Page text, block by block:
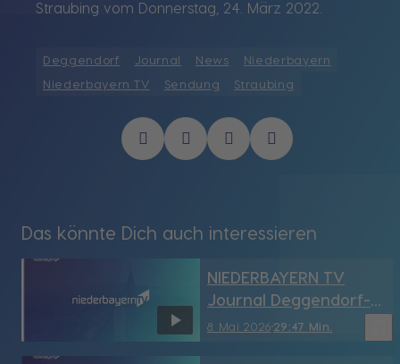
Straubing vom Donnerstag, 24. März 2022.
Deggendorf Journal News
Niederbayern
Niederbayern TV
Sendung Straubing
Das könnte Dich auch interessieren
8. Mai 2026 29:47 Min.
NIEDERBAYERN TV
Journal Deggendorf-
Straubing vom